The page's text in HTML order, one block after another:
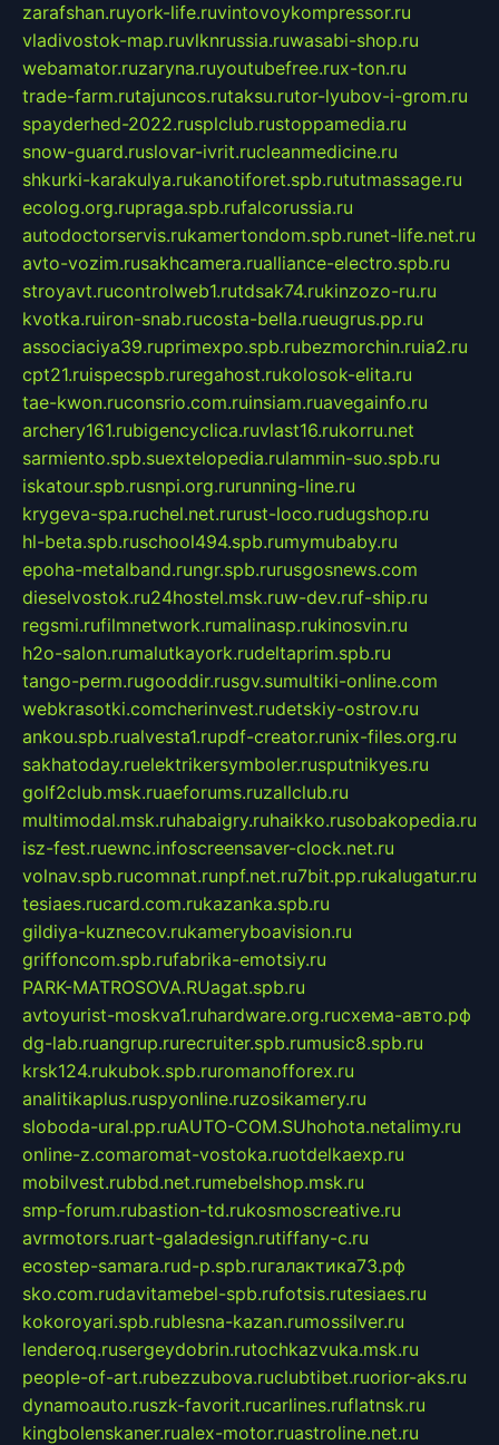
zarafshan.ruyork-life.ruvintovoykompressor.ru
vladivostok-map.ruvlknrussia.ruwasabi-shop.ru
webamator.ruzaryna.ruyoutubefree.rux-ton.ru
trade-farm.rutajuncos.rutaksu.rutor-lyubov-i-grom.ru
spayderhed-2022.rusplclub.rustoppamedia.ru
snow-guard.ruslovar-ivrit.rucleanmedicine.ru
shkurki-karakulya.rukanotiforet.spb.rututmassage.ru
ecolog.org.rupraga.spb.rufalcorussia.ru
autodoctorservis.rukamertondom.spb.runet-life.net.ru
avto-vozim.rusakhcamera.rualliance-electro.spb.ru
stroyavt.rucontrolweb1.rutdsak74.rukinzozo-ru.ru
kvotka.ruiron-snab.rucosta-bella.rueugrus.pp.ru
associaciya39.ruprimexpo.spb.rubezmorchin.ruia2.ru
cpt21.ruispecspb.ruregahost.rukolosok-elita.ru
tae-kwon.ruconsrio.com.ruinsiam.ruavegainfo.ru
archery161.rubigencyclica.ruvlast16.rukorru.net
sarmiento.spb.suextelopedia.rulammin-suo.spb.ru
iskatour.spb.rusnpi.org.rurunning-line.ru
krygeva-spa.ruchel.net.rurust-loco.rudugshop.ru
hl-beta.spb.ruschool494.spb.rumymubaby.ru
epoha-metalband.rungr.spb.rurusgosnews.com
dieselvostok.ru24hostel.msk.ruw-dev.ruf-ship.ru
regsmi.rufilmnetwork.rumalinasp.rukinosvin.ru
h2o-salon.rumalutkayork.rudeltaprim.spb.ru
tango-perm.rugooddir.rusgv.sumultiki-online.com
webkrasotki.comcherinvest.rudetskiy-ostrov.ru
ankou.spb.rualvesta1.rupdf-creator.runix-files.org.ru
sakhatoday.ruelektrikersymboler.rusputnikyes.ru
golf2club.msk.ruaeforums.ruzallclub.ru
multimodal.msk.ruhabaigry.ruhaikko.rusobakopedia.ru
isz-fest.ruewnc.infoscreensaver-clock.net.ru
volnav.spb.rucomnat.runpf.net.ru7bit.pp.rukalugatur.ru
tesiaes.rucard.com.rukazanka.spb.ru
gildiya-kuznecov.rukameryboavision.ru
griffoncom.spb.rufabrika-emotsiy.ru
PARK-MATROSOVA.RUagat.spb.ru
avtoyurist-moskva1.ruhardware.org.ruсхема-авто.рф
dg-lab.ruangrup.rurecruiter.spb.rumusic8.spb.ru
krsk124.rukubok.spb.ruromanofforex.ru
analitikaplus.ruspyonline.ruzosikamery.ru
sloboda-ural.pp.ruAUTO-COM.SUhohota.netalimy.ru
online-z.comaromat-vostoka.ruotdelkaexp.ru
mobilvest.rubbd.net.rumebelshop.msk.ru
smp-forum.rubastion-td.rukosmoscreative.ru
avrmotors.ruart-galadesign.rutiffany-c.ru
ecostep-samara.rud-p.spb.ruгалактика73.рф
sko.com.rudavitamebel-spb.rufotsis.rutesiaes.ru
kokoroyari.spb.rublesna-kazan.rumossilver.ru
lenderoq.rusergeydobrin.rutochkazvuka.msk.ru
people-of-art.rubezzubova.ruclubtibet.ruorior-aks.ru
dynamoauto.ruszk-favorit.rucarlines.ruflatnsk.ru
kingbolenskaner.rualex-motor.ruastroline.net.ru